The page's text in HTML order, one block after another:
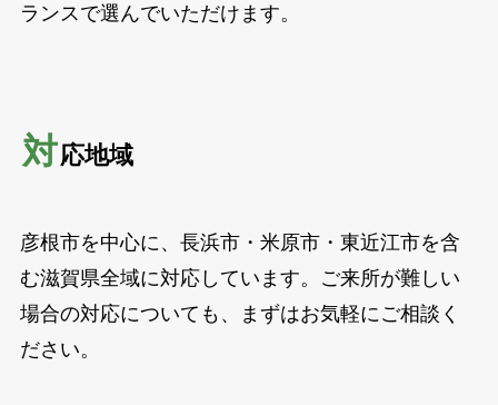
ランスで選んでいただけます。
対応地域
彦根市を中心に、長浜市・米原市・東近江市を含
む滋賀県全域に対応しています。ご来所が難しい
場合の対応についても、まずはお気軽にご相談く
ださい。